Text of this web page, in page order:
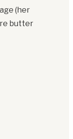
lage (her
butter